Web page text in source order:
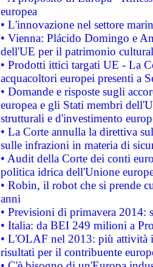
europea
• L'innovazione nel settore
• Vienna: Plácido Domingo e
dell'UE per il patrimonio
• Prodotti ittici targati UE - La
acquacoltori europei presenti a
• Domande e risposte sugli
europea e gli Stati membri
strutturali e d'investimento
• La Corte annulla la direttiva
sulle infrazioni in materia di
• Audit della Corte dei conti
politica idrica dell'Unione
• Robin, il robot che si prende
anni
• Previsioni di primavera 2014:
• Italia: da BEI 249 milioni a
• L'OLAF nel 2013: più attività
risultati per il contribuente